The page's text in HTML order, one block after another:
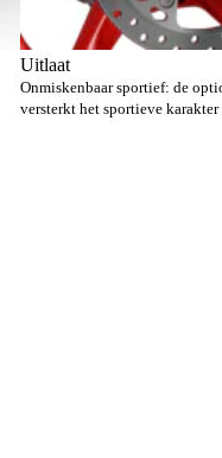
Uitlaat
Onmiskenbaar sportief: de
versterkt het sportieve